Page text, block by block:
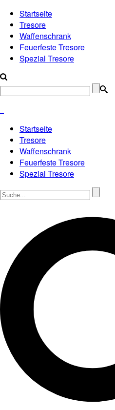
Startseite
Tresore
Waffenschrank
Feuerfeste Tresore
Spezial Tresore
Startseite
Tresore
Waffenschrank
Feuerfeste Tresore
Spezial Tresore